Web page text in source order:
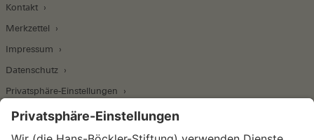
Kontakt
Merkzettel
Impressum
Datenschutz
Privatsphäre-Einstellungen